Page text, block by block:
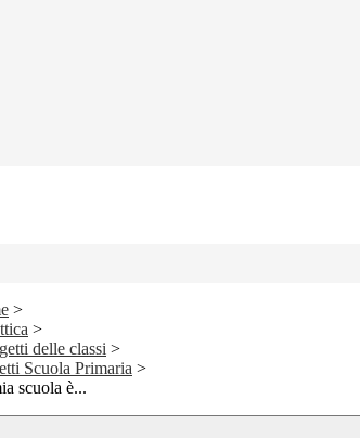
>
>
delle classi >
Scuola Primaria >
scuola è...